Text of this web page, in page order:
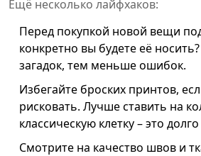
Ещё несколько лайфхаков:
Перед покупкой новой вещи
конкретно вы будете её
загадок, тем меньше ошибок.
Избегайте броских принтов,
рисковать. Лучше ставить на
классическую клетку – это
Смотрите на качество швов и